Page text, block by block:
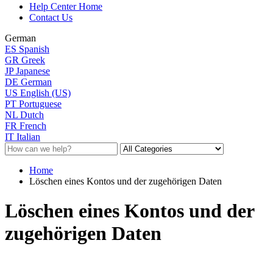
Help Center Home
Contact Us
German
ES Spanish
GR Greek
JP Japanese
DE German
US English (US)
PT Portuguese
NL Dutch
FR French
IT Italian
Home
Löschen eines Kontos und der zugehörigen Daten
Löschen eines Kontos und der
zugehörigen Daten